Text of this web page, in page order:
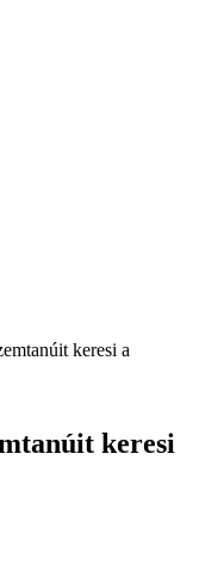
keresi a
keresi